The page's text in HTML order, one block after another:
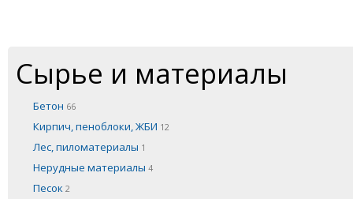
Сырье и материалы
Бетон 66
Кирпич, пеноблоки, ЖБИ 12
Лес, пиломатериалы 1
Нерудные материалы 4
Песок 2